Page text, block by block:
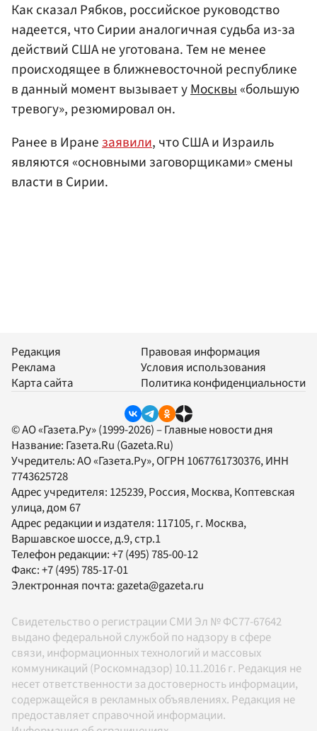
Как сказал Рябков, российское руководство
надеется, что Сирии аналогичная судьба из-за
действий США не уготована. Тем не менее
происходящее в ближневосточной республике
в данный момент вызывает уМосквы«большую
тревогу», резюмировал он.
Ранее в Иранезаявили, что США и Израиль
являются «основными заговорщиками» смены
власти в Сирии.
Редакция
Реклама
Карта сайта
Правовая информация
Условия использования
Политика конфиденциальности
© АО «Газета.Ру» (1999-2026) – Главные новости дня
Название: Газета.Ru (Gazeta.Ru)
Учредитель:АО «Газета.Ру», ОГРН 1067761730376, ИНН
7743625728
Адрес учредителя: 125239, Россия, Москва, Коптевская
улица, дом 67
Адрес редакции и издателя: 117105, г. Москва,
Варшавское шоссе, д.9, стр.1
Телефон редакции:+7 (495) 785-00-12
Факс:+7 (495) 785-17-01
Электронная почта: gazeta@gazeta.ru
Свидетельство о регистрации СМИ Эл № ФС77-67642
выдано федеральной службой по надзору в сфере
связи, информационных технологий и массовых
коммуникаций (Роскомнадзор) 10.11.2016 г. Редакция не
несет ответственности за достоверность информации,
содержащейся в рекламных объявлениях. Редакция не
предоставляет справочной информации.